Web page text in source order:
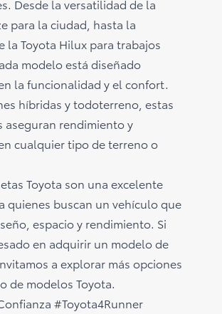
Desde la versatilidad de la
para la ciudad, hasta la
la Toyota Hilux para trabajos
modelo está diseñado
la funcionalidad y el confort.
híbridas y todoterreno, estas
aseguran rendimiento y
cualquier tipo de terreno o
Toyota son una excelente
quienes buscan un vehículo que
espacio y rendimiento. Si
en adquirir un modelo de
a explorar más opciones
de modelos Toyota.
#Toyota4Runner